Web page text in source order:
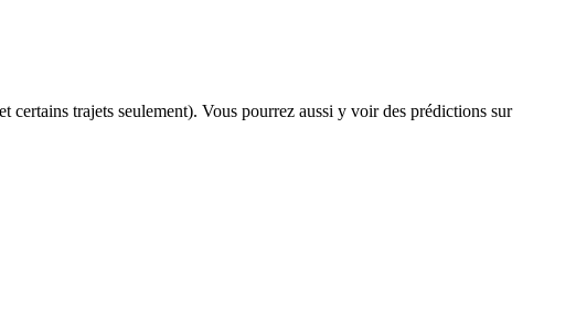
certains trajets seulement). Vous pourrez aussi y voir des prédictions sur